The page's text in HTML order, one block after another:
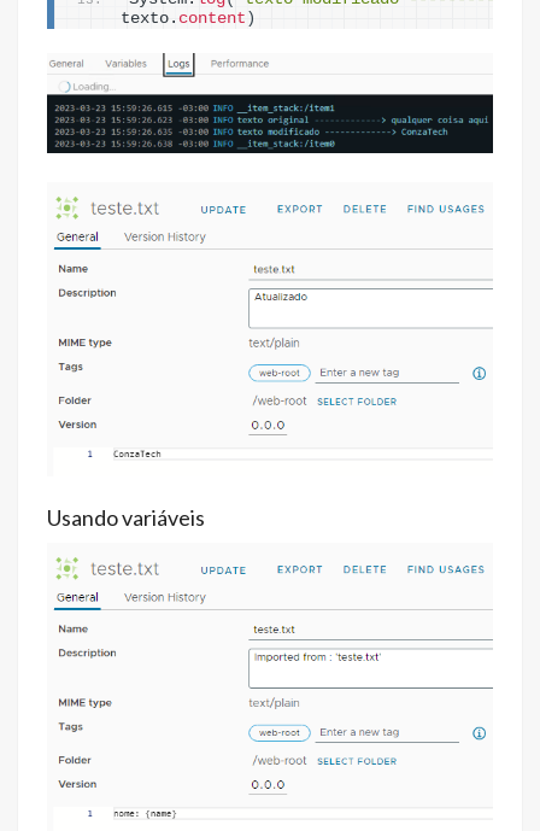
texto. content )
Usando variáveis